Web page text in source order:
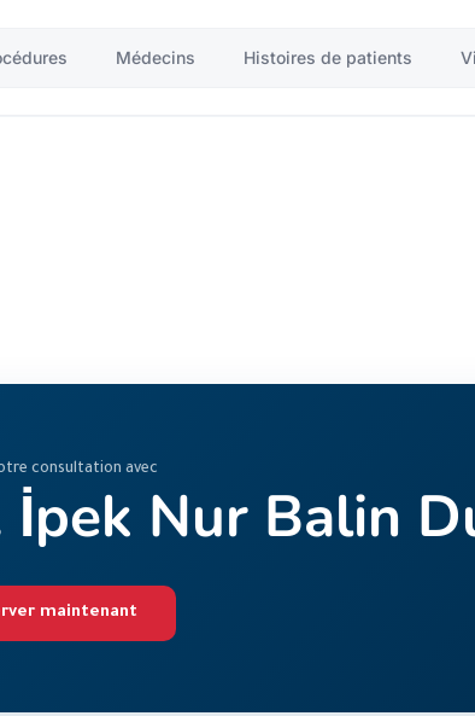
Médecins Histoires de patients
consultation avec
İpek Nur Balin
maintenant